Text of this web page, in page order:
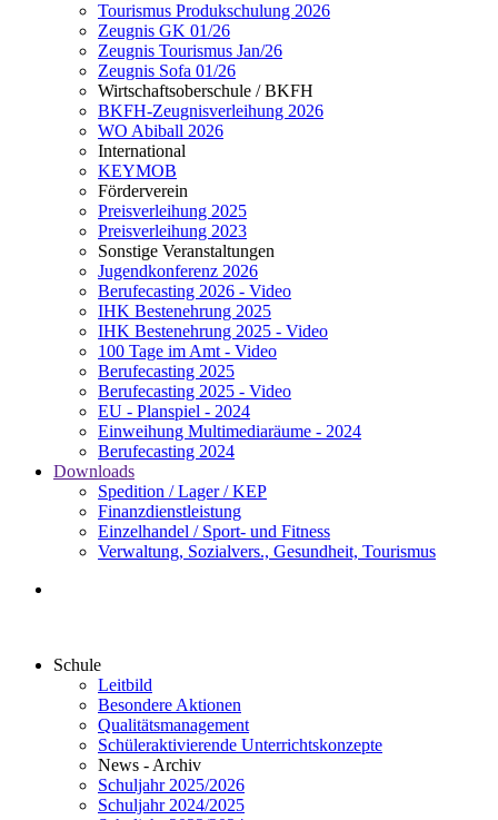
Tourismus Produkschulung 2026
Zeugnis GK 01/26
Zeugnis Tourismus Jan/26
Zeugnis Sofa 01/26
Wirtschaftsoberschule / BKFH
BKFH-Zeugnisverleihung 2026
WO Abiball 2026
International
KEYMOB
Förderverein
Preisverleihung 2025
Preisverleihung 2023
Sonstige Veranstaltungen
Jugendkonferenz 2026
Berufecasting 2026 - Video
IHK Bestenehrung 2025
IHK Bestenehrung 2025 - Video
100 Tage im Amt - Video
Berufecasting 2025
Berufecasting 2025 - Video
EU - Planspiel - 2024
Einweihung Multimediaräume - 2024
Berufecasting 2024
Downloads
Spedition / Lager / KEP
Finanzdienstleistung
Einzelhandel / Sport- und Fitness
Verwaltung, Sozialvers., Gesundheit, Tourismus
Schule
Leitbild
Besondere Aktionen
Qualitätsmanagement
Schüleraktivierende Unterrichtskonzepte
News - Archiv
Schuljahr 2025/2026
Schuljahr 2024/2025